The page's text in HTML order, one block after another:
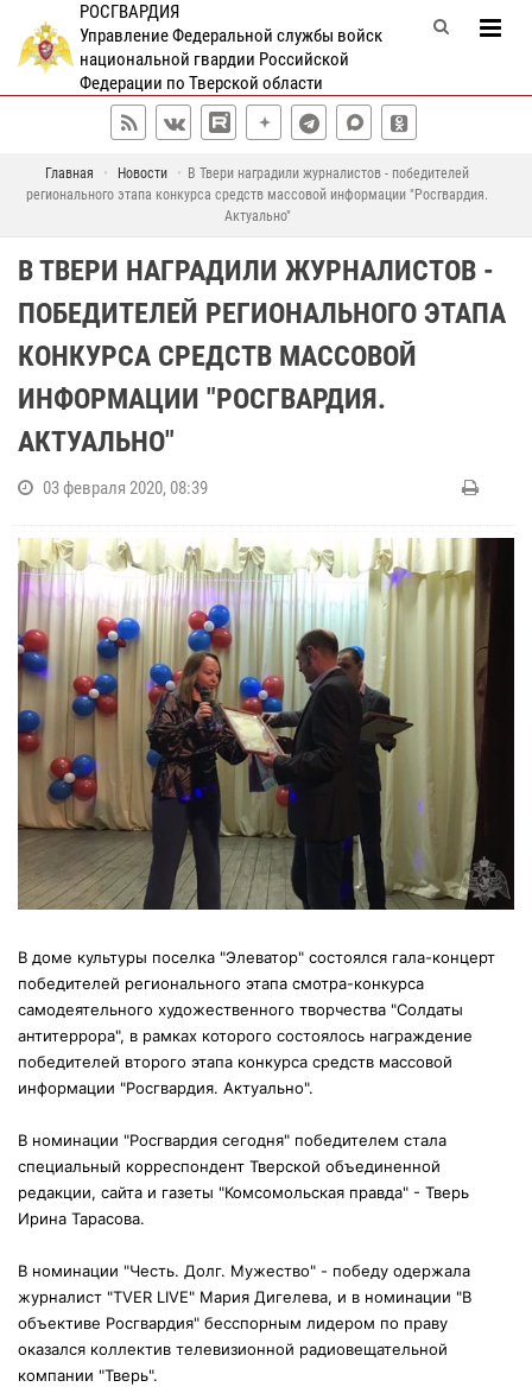
РОСГВАРДИЯ
Управление Федеральной службы войск
национальной гвардии Российской
Федерации по Тверской области
Главная Новости
В Твери наградили журналистов - победителей
регионального этапа конкурса средств массовой информации "Росгвардия.
Актуально"
В ТВЕРИ НАГРАДИЛИ ЖУРНАЛИСТОВ -
ПОБЕДИТЕЛЕЙ РЕГИОНАЛЬНОГО ЭТАПА
КОНКУРСА СРЕДСТВ МАССОВОЙ
ИНФОРМАЦИИ "РОСГВАРДИЯ.
АКТУАЛЬНО"
03 февраля 2020, 08:39
В доме культуры поселка "Элеватор" состоялся гала-концерт
победителей регионального этапа смотра-конкурса
самодеятельного художественного творчества "Солдаты
антитеррора", в рамках которого состоялось награждение
победителей второго этапа конкурса средств массовой
информации "Росгвардия. Актуально".
В номинации "Росгвардия сегодня" победителем стала
специальный корреспондент Тверской объединенной
редакции, сайта и газеты "Комсомольская правда" - Тверь
Ирина Тарасова.
В номинации "Честь. Долг. Мужество" - победу одержала
журналист "TVER LIVE" Мария Дигелева, и в номинации "В
объективе Росгвардия" бесспорным лидером по праву
оказался коллектив телевизионной радиовещательной
компании "Тверь".